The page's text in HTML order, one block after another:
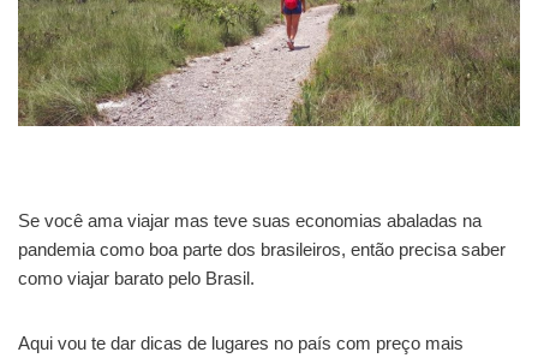
Se você ama viajar mas teve suas economias abaladas na
pandemia como boa parte dos brasileiros, então precisa saber
como viajar barato pelo Brasil.
Aqui vou te dar dicas de lugares no país com preço mais